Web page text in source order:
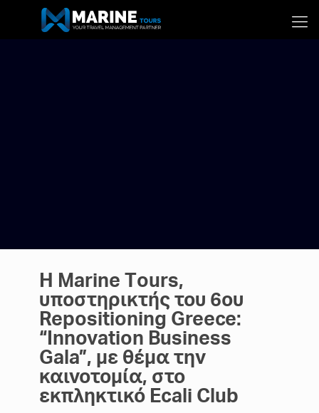
H Marine Τours,
υποστηρικτής του 6ου
Repositioning Greece:
“Innovation Business
Gala”, με θέμα την
καινοτομία, στο
εκπληκτικό Ecali Club